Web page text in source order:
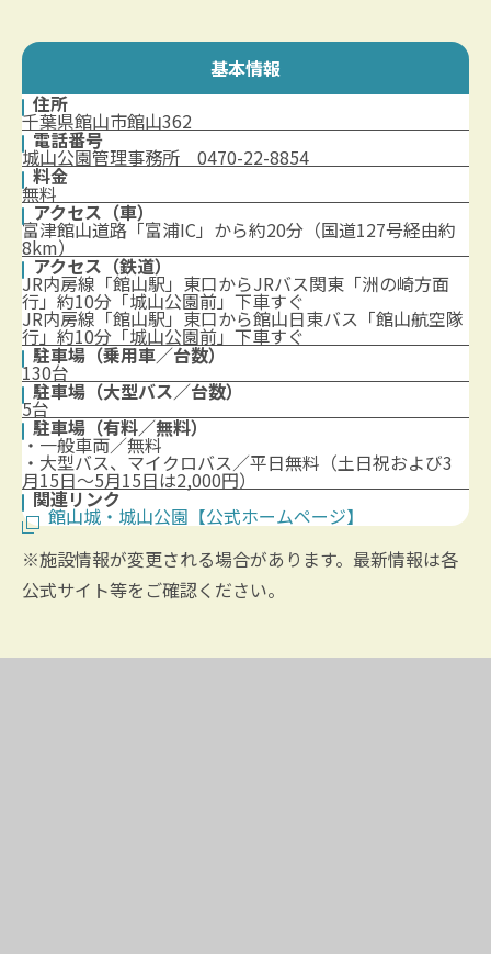
基本情報
住所
千葉県館山市館山362
電話番号
城山公園管理事務所 0470-22-8854
料金
無料
アクセス（車）
富津館山道路「富浦IC」から約20分（国道127号経由約
8km）
アクセス（鉄道）
JR内房線「館山駅」東口からJRバス関東「洲の崎方面
行」約10分「城山公園前」下車すぐ
JR内房線「館山駅」東口から館山日東バス「館山航空隊
行」約10分「城山公園前」下車すぐ
駐車場（乗用車／台数）
130台
駐車場（大型バス／台数）
5台
駐車場（有料／無料）
・一般車両／無料
・大型バス、マイクロバス／平日無料（土日祝および3
月15日～5月15日は2,000円）
関連リンク
館山城・城山公園【公式ホームページ】
※施設情報が変更される場合があります。最新情報は各
公式サイト等をご確認ください。